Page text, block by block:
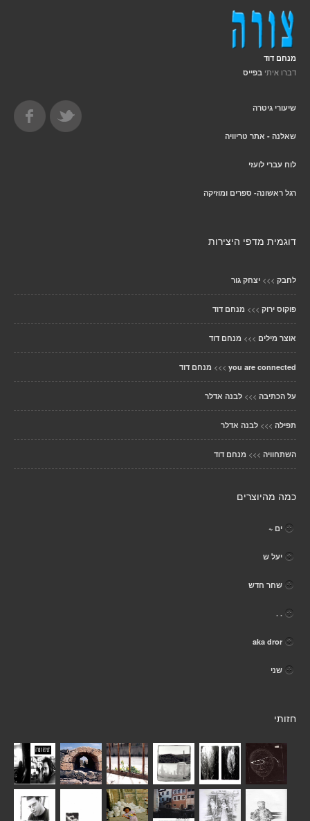
מנחם דוד
דברו איתי בפייס
שיעורי גיטרה
שאלנה - אתר טריוויה
לוח עברי לועזי
רגל ראשונה- ספרים ומוזיקה
דוגמית מדפי היצירות
לחבק >>> יצחק גור
פוקוס ירוק >>> מנחם דוד
אוצר מילים >>> מנחם דוד
you are connected
>>> מנחם דוד
על הכתיבה >>> לבנה אדלר
תפילה >>> לבנה אדלר
השתחוויה >>> מנחם דוד
כמה מהיוצרים
ים ~
יעל ש
שחר חדש
. .
aka dror
שני
חזותי